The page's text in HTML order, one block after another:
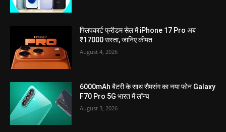
फ्लिपकार्ट फ्रीडम सेल में iPhone 17 Pro अब
₹17000 सस्ता, जानिए कीमत
August 4, 2026
6000mAh बैटरी के साथ सैमसंग का नया फोन Galaxy
F70 Pro 5G भारत में लॉन्च
August 3, 2026